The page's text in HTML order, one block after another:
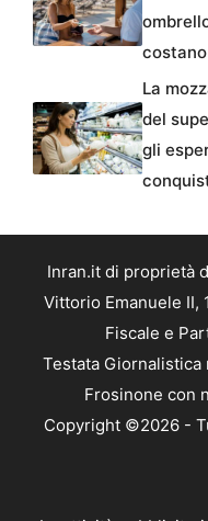
La
del
gli
Inran.it di proprietà
Vittorio Emanuele II,
Fiscale e
Testata
Frosinone con
Copyright ©2026 -